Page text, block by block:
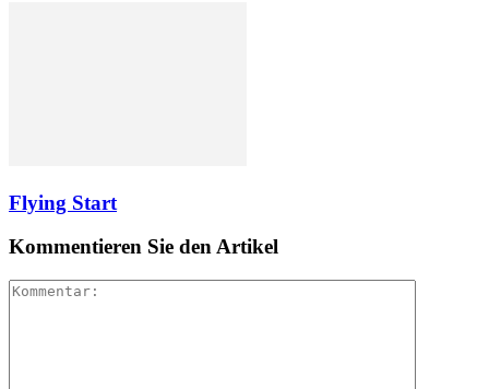
Flying Start
Kommentieren Sie den Artikel